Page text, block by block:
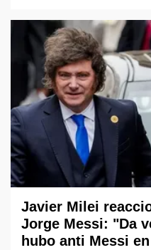
Javier Milei
Jorge Messi: "Da
hubo anti Messi